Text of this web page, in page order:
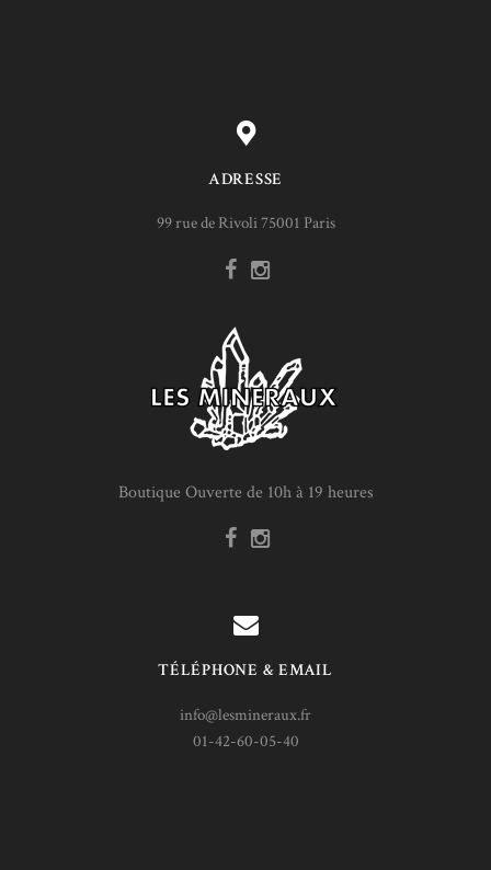
ADRESSE
99 rue de Rivoli 75001 Paris
Boutique Ouverte de 10h à 19 heures
TÉLÉPHONE & EMAIL
info@lesmineraux.fr
01-42-60-05-40